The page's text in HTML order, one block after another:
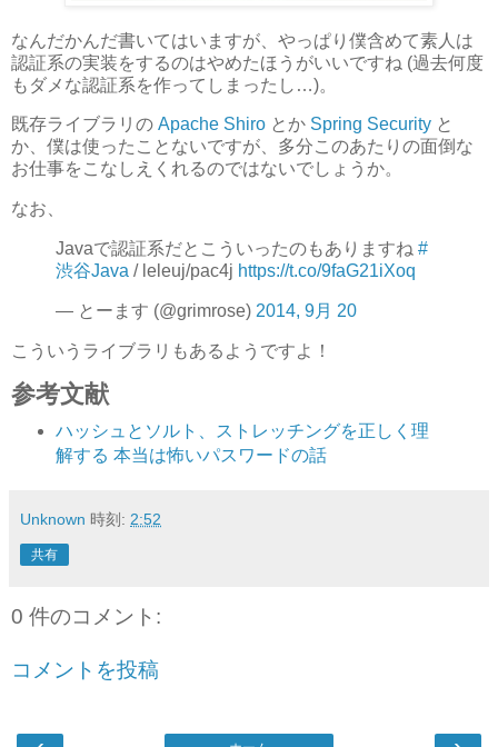
なんだかんだ書いてはいますが、やっぱり僕含めて素人は
認証系の実装をするのはやめたほうがいいですね (過去何度
もダメな認証系を作ってしまったし…)。
既存ライブラリの Apache Shiro とか Spring Security と
か、僕は使ったことないですが、多分このあたりの面倒な
お仕事をこなしえくれるのではないでしょうか。
なお、
Javaで認証系だとこういったのもありますね #
渋谷Java / leleuj/pac4j https://t.co/9faG21iXoq
— とーます (@grimrose) 2014, 9月 20
こういうライブラリもあるようですよ！
参考文献
ハッシュとソルト、ストレッチングを正しく理
解する 本当は怖いパスワードの話
Unknown 時刻: 2:52
共有
0 件のコメント:
コメントを投稿